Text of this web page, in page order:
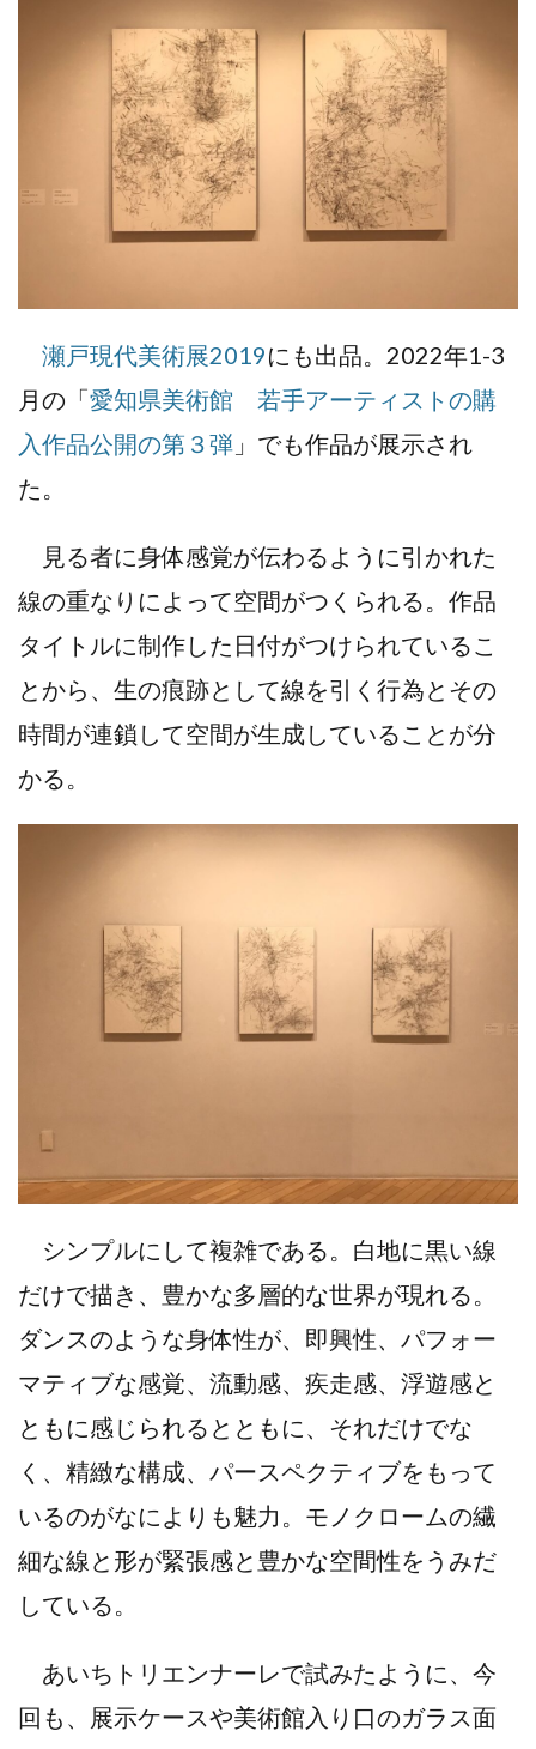
瀬戸現代美術展2019にも出品。2022年1-3
月の「愛知県美術館 若手アーティストの購
入作品公開の第３弾 」でも作品が展示され
た。
見る者に身体感覚が伝わるように引かれた
線の重なりによって空間がつくられる。作品
タイトルに制作した日付がつけられているこ
とから、生の痕跡として線を引く行為とその
時間が連鎖して空間が生成していることが分
かる。
シンプルにして複雑である。白地に黒い線
だけで描き、豊かな多層的な世界が現れる。
ダンスのような身体性が、即興性、パフォー
マティブな感覚、流動感、疾走感、浮遊感と
ともに感じられるとともに、それだけでな
く、精緻な構成、パースペクティブをもって
いるのがなによりも魅力。モノクロームの繊
細な線と形が緊張感と豊かな空間性をうみだ
している。
あいちトリエンナーレで試みたように、今
回も、展示ケースや美術館入り口のガラス面